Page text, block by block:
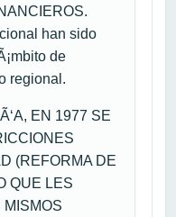
han sido
de
regional.
EN 1977 SE
(REFORMA DE
QUE LES